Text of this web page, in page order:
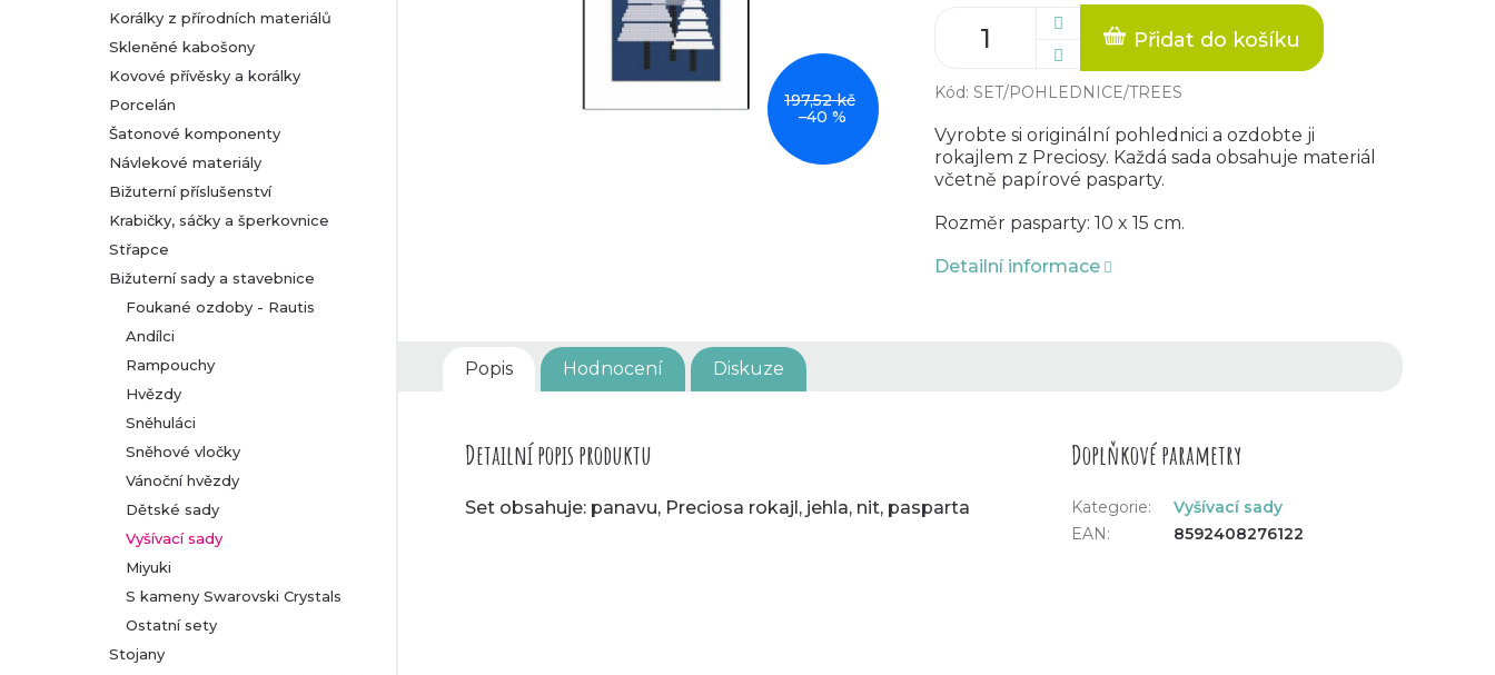
n
n
í
p
a
n
Korálky z přírodních materiálů
Skleněné kabošony
Kovové přívěsky a korálky
Porcelán
Šatonové komponenty
Návlekové materiály
Bižuterní příslušenství
Krabičky, sáčky a šperkovnice
Střapce
Bižuterní sady a stavebnice
Foukané ozdoby - Rautis
Andílci
Rampouchy
Hvězdy
Sněhuláci
Sněhové vločky
Vánoční hvězdy
Dětské sady
Vyšívací sady
Miyuki
S kameny Swarovski Crystals
Ostatní sety
Stojany
197,52 kč
–40 %
Přidat do košíku
Kód: SET/POHLEDNICE/TREES
Vyrobte si originální pohlednici a ozdobte ji
rokajlem z Preciosy. Každá sada obsahuje materiál
včetně papírové pasparty.
Rozměr pasparty: 10 x 15 cm.
Detailní informace
Popis Hodnocení Diskuze
Detailní popis produktu
Set obsahuje: panavu, Preciosa rokajl, jehla, nit, pasparta
Doplňkové parametry
Kategorie:
Vyšívací sady
EAN: 8592408276122